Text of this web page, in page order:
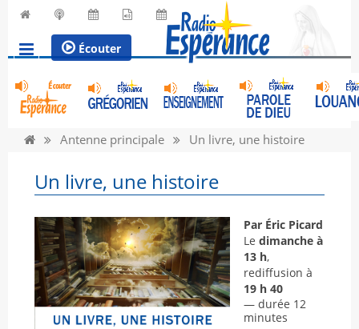
Écouter
Antenne principale Un livre, une histoire
Un livre, une histoire
Par Éric Picard
Le dimanche à
13 h,
rediffusion à
19 h 40
— durée 12
minutes